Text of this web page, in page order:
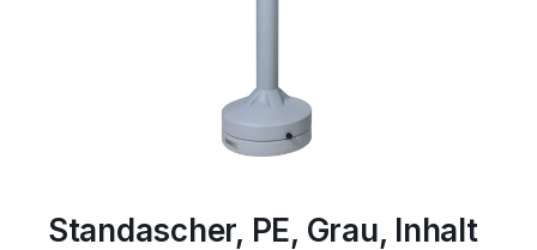
Standascher, PE, Grau, Inhalt